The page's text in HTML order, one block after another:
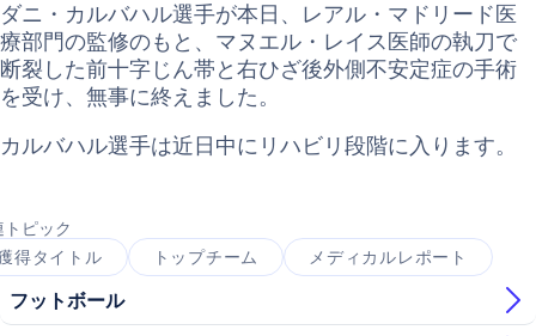
ダニ・カルバハル選手が本日、レアル・マドリード医
療部門の監修のもと、マヌエル・レイス医師の執刀で
断裂した前十字じん帯と右ひざ後外側不安定症の手術
を受け、無事に終えました。
カルバハル選手は近日中にリハビリ段階に入ります。
トピック
得タイトル
トップチーム メディカルレポート
フットボール